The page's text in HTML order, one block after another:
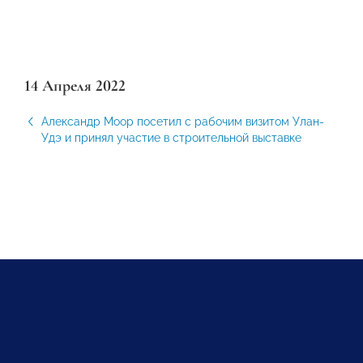
14 Апреля 2022
Александр Моор посетил с рабочим визитом Улан-
Удэ и принял участие в строительной выставке